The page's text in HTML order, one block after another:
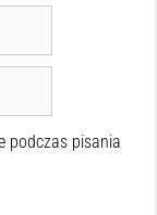
podczas pisania